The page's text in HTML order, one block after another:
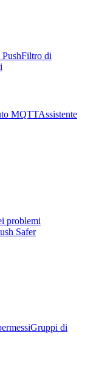
Filtro di
MQTTAssistente
problemi
Safer
Gruppi di